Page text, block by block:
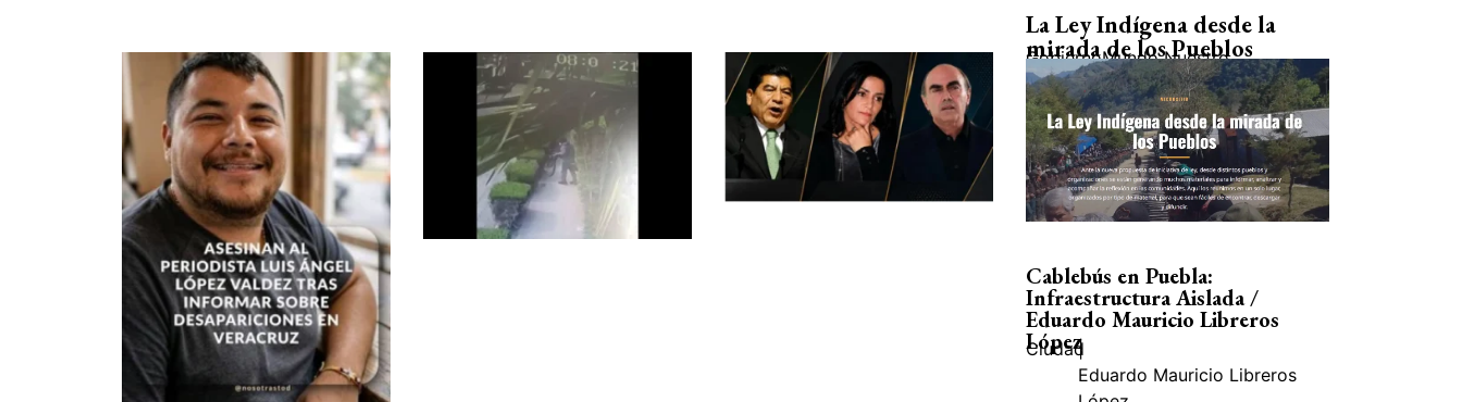
La Ley Indígena desde la
mirada de los Pueblos
GobiernoMundo Nuestro
Cablebús en Puebla:
Infraestructura Aislada /
Eduardo Mauricio Libreros
López
Ciudad
|
Eduardo Mauricio Libreros